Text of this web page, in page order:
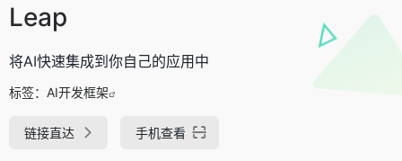
Leap
将AI快速集成到你自己的应用中
标签： AI开发框架
链接直达 手机查看